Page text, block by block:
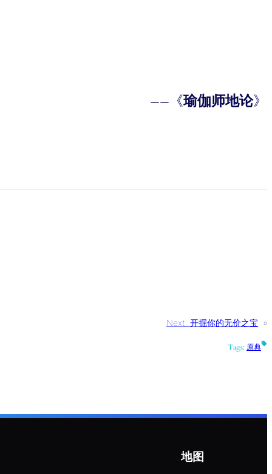
——《瑜伽师地论》
Next: 开掘你的无价之宝 »
Tags: 原典
地图